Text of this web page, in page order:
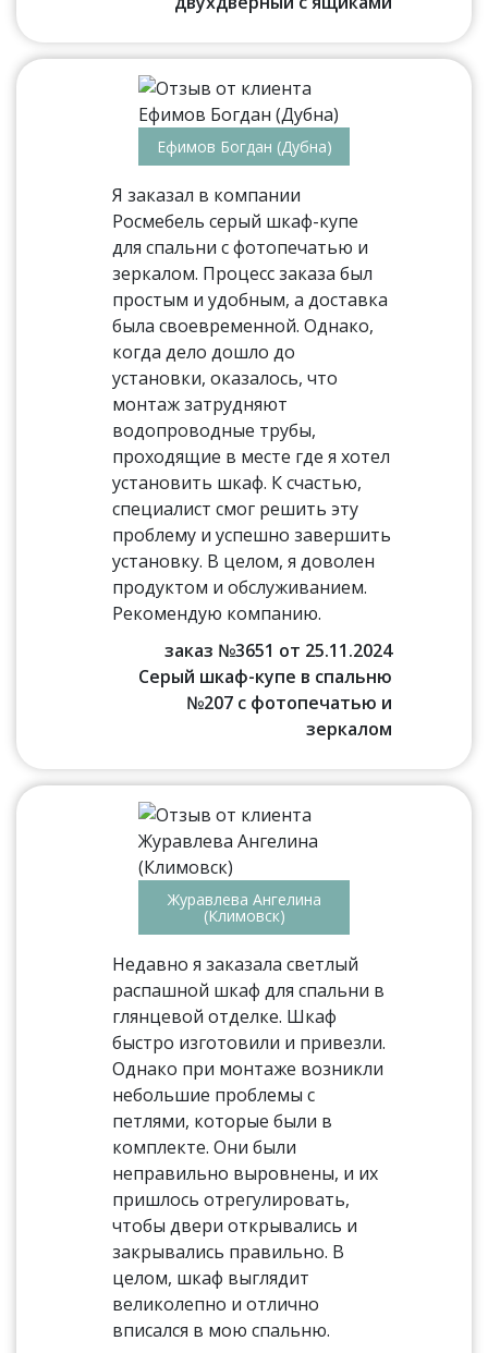
Ефимов Богдан (Дубна)
Я заказал в компании
Росмебель серый шкаф-купе
для спальни с фотопечатью и
зеркалом. Процесс заказа был
простым и удобным, а доставка
была своевременной. Однако,
когда дело дошло до
установки, оказалось, что
монтаж затрудняют
водопроводные трубы,
проходящие в месте где я хотел
установить шкаф. К счастью,
специалист смог решить эту
проблему и успешно завершить
установку. В целом, я доволен
продуктом и обслуживанием.
Рекомендую компанию.
заказ №3651 от 25.11.2024
Серый шкаф-купе в спальню
№207 с фотопечатью и
зеркалом
Журавлева Ангелина
(Климовск)
Недавно я заказала светлый
распашной шкаф для спальни в
глянцевой отделке. Шкаф
быстро изготовили и привезли.
Однако при монтаже возникли
небольшие проблемы с
петлями, которые были в
комплекте. Они были
неправильно выровнены, и их
пришлось отрегулировать,
чтобы двери открывались и
закрывались правильно. В
целом, шкаф выглядит
великолепно и отлично
вписался в мою спальню.